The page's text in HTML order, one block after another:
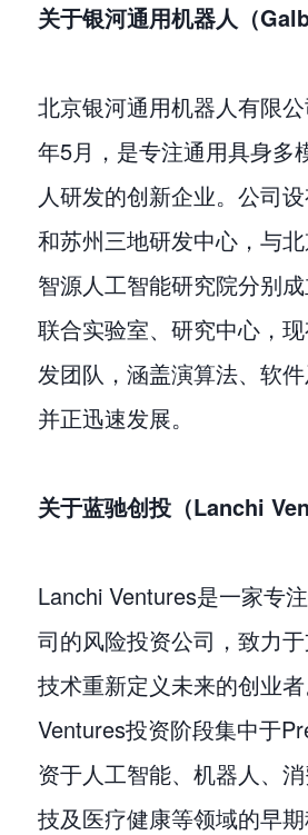
关于银河通用机器人（
北京银河通用机器人有限
年5月，是专注通用具身多
人研发的创新企业。公司
和苏州三地研发中心，与
智源人工智能研究院分别
联合实验室、研究中心，
发团队，涵盖演算法、软件
并正迅速发展。
关于蓝驰创投（Lanchi
Lanchi Ventures是一家专
司的风险投资公司，致力
技术重新定义未来的创业
Ventures投资阶段集中于
资于人工智能、机器人、
技及医疗健康等领域的早